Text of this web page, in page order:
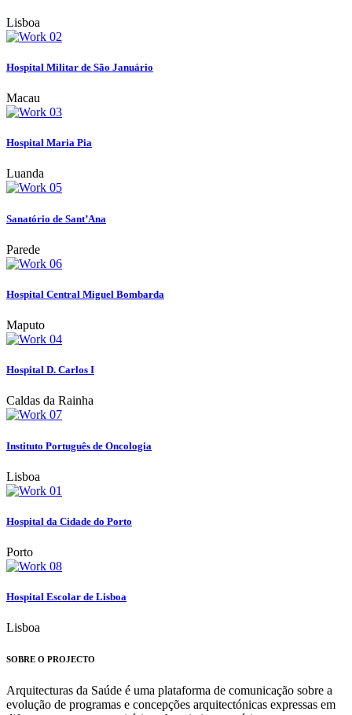
Lisboa
Hospital Militar de São Januário
Macau
Hospital Maria Pia
Luanda
Sanatório de Sant’Ana
Parede
Hospital Central Miguel Bombarda
Maputo
Hospital D. Carlos I
Caldas da Rainha
Instituto Português de Oncologia
Lisboa
Hospital da Cidade do Porto
Porto
Hospital Escolar de Lisboa
Lisboa
SOBRE O PROJECTO
Arquitecturas da Saúde é uma plataforma de comunicação sobre a
evolução de programas e concepções arquitectónicas expressas em